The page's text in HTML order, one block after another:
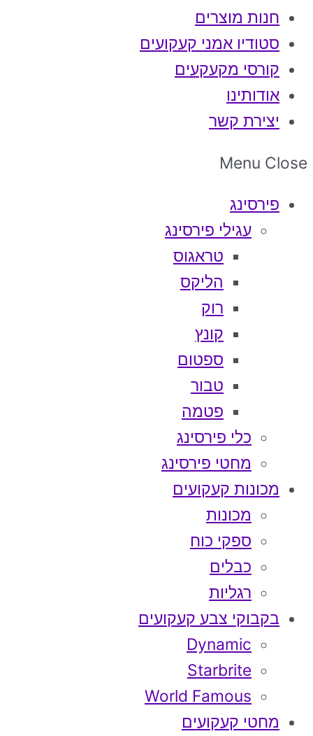
חנות מוצרים
סטודיו אמני קעקועים
קורסי מקעקעים
אודותינו
יצירת קשר
Menu Close
פירסינג
עגילי פירסינג
טראגוס
הליקס
רוק
קונץ
ספטום
טבור
פטמה
כלי פירסינג
מחטי פירסינג
מכונות קעקועים
מכונות
ספקי כוח
כבלים
רגליות
בקבוקי צבע קעקועים
Dynamic
Starbrite
World Famous
מחטי קעקועים